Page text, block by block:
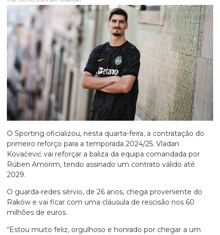
O Sporting oficializou, nesta quarta-feira, a contratação do
primeiro reforço para a temporada 2024/25. Vladan
Kovačević vai reforçar a baliza da equipa comandada por
Rúben Amorim, tendo assinado um contrato válido até
2029.
O guarda-redes sérvio, de 26 anos, chega proveniente do
Raków e vai ficar com uma cláusula de rescisão nos 60
milhões de euros.
“Estou muito feliz, orgulhoso e honrado por chegar a um